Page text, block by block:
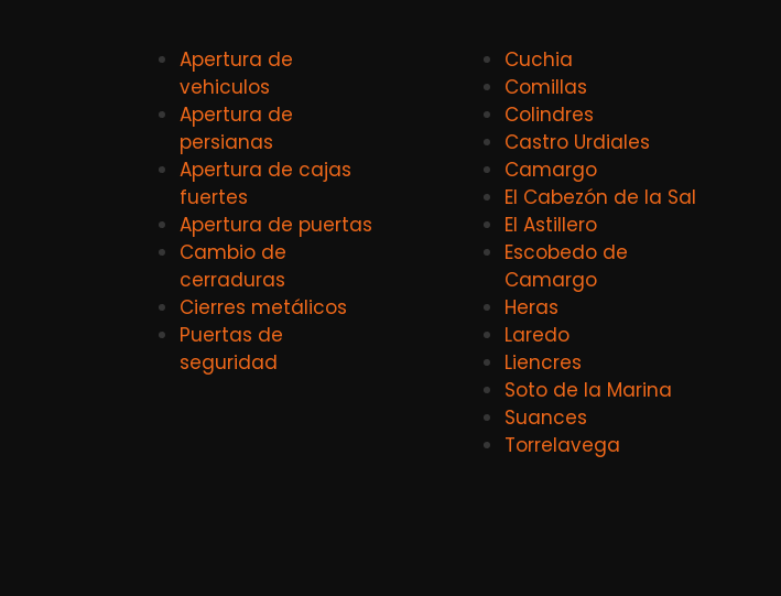
Apertura de
vehiculos
Apertura de
persianas
Apertura de cajas
fuertes
Apertura de puertas
Cambio de
cerraduras
Cierres metálicos
Puertas de
seguridad
Cuchia
Comillas
Colindres
Castro Urdiales
Camargo
El Cabezón de la Sal
El Astillero
Escobedo de
Camargo
Heras
Laredo
Liencres
Soto de la Marina
Suances
Torrelavega